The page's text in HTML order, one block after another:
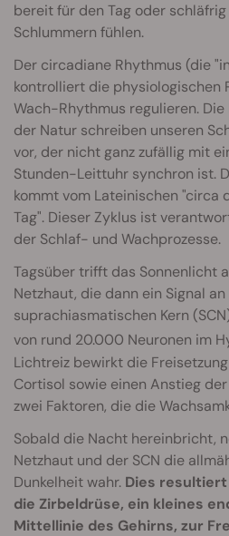
bereit für den Tag oder
Schlummern fühlen.
Der circadiane Rhythmus (die
kontrolliert die physiologischen
Wach-Rhythmus regulieren.
der Natur schreiben unseren
vor, der nicht ganz zufällig mit
Stunden-Leittuhr synchron ist.
kommt vom Lateinischen "circa
Tag". Dieser Zyklus ist
der Schlaf- und Wachprozesse.
Tagsüber trifft das Sonnenlicht
Netzhaut, die dann ein Signal an
suprachiasmatischen Kern
von rund 20.000 Neuronen im
Lichtreiz bewirkt die
Cortisol sowie einen Anstieg
zwei Faktoren, die die
Sobald die Nacht hereinbricht,
Netzhaut und der SCN die
Dunkelheit wahr. Dies resultiert
die Zirbeldrüse, ein kleines
Mittellinie des Gehirns, zur